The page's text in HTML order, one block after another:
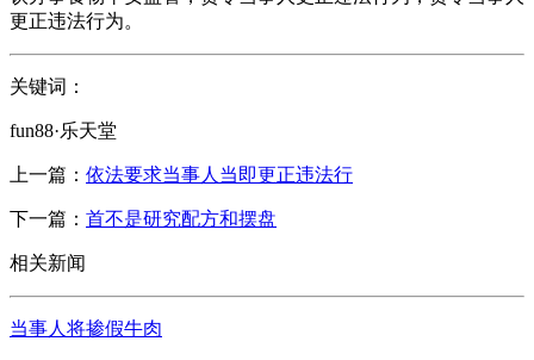
更正违法行为。
关键词：
fun88·乐天堂
上一篇： 依法要求当事人当即更正违法行
下一篇： 首不是研究配方和摆盘
相关新闻
当事人将掺假牛肉